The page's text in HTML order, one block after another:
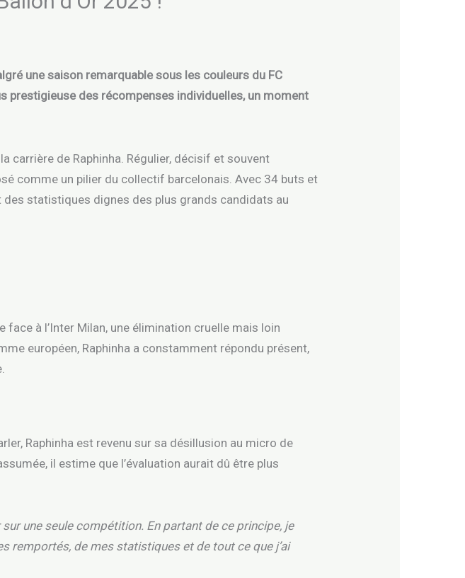
une saison remarquable sous les couleurs du FC
prestigieuse des récompenses individuelles, un moment
carrière de Raphinha. Régulier, décisif et souvent
comme un pilier du collectif barcelonais. Avec 34 buts et
statistiques dignes des plus grands candidats au
à l’Inter Milan, une élimination cruelle mais loin
européen, Raphinha a constamment répondu présent,
Raphinha est revenu sur sa désillusion au micro de
il estime que l’évaluation aurait dû être plus
une seule compétition. En partant de ce principe, je
remportés, de mes statistiques et de tout ce que j’ai